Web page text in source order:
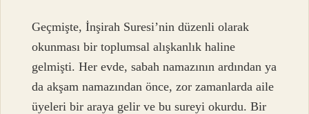
Geçmişte, İnşirah Suresi’nin düzenli olarak
okunması bir toplumsal alışkanlık haline
gelmişti. Her evde, sabah namazının ardından ya
da akşam namazından önce, zor zamanlarda aile
üyeleri bir araya gelir ve bu sureyi okurdu. Bir